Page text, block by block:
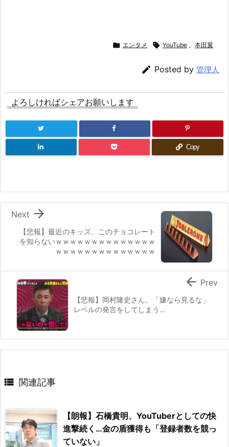
 エンタメ  YouTube , 本田翼
 Posted by 管理人
よろしければシェアお願いします
Copy
【悲報】最近のキッズ、このチョコレート
を知らないｗｗｗｗｗｗｗｗｗｗｗｗｗｗ
ｗｗｗｗｗｗｗｗｗｗｗｗｗｗ

Next
【悲報】岡村隆史さん、「嫌なら見るな」
レベルの発言をしてしまう…
 Prev
 関連記事
【朗報】石橋貴明、YouTuberとしての快
進撃続く…金の盾獲得も「登録者数を競っ
ていない」